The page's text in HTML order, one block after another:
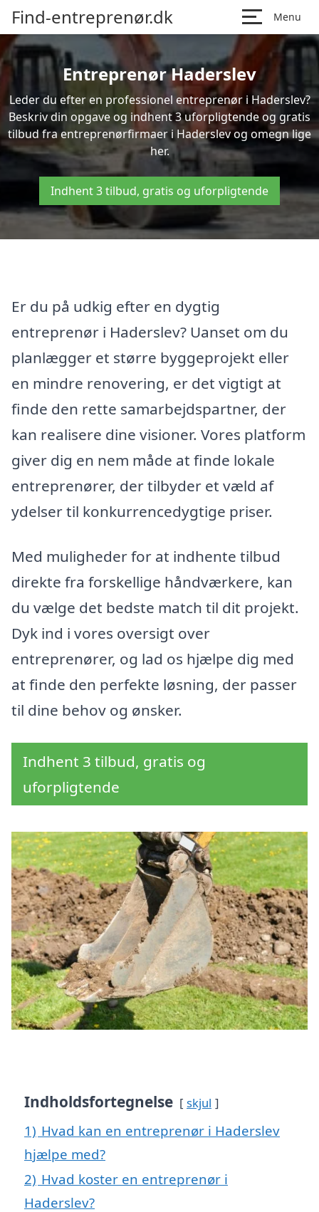
Find-entreprenør.dk Menu
Entreprenør Haderslev
Leder du efter en professionel entreprenør i Haderslev?
Beskriv din opgave og indhent 3 uforpligtende og gratis
tilbud fra entreprenørfirmaer i Haderslev og omegn lige
her.
Indhent 3 tilbud, gratis og uforpligtende
Er du på udkig efter en dygtig
entreprenør i Haderslev? Uanset om du
planlægger et større byggeprojekt eller
en mindre renovering, er det vigtigt at
finde den rette samarbejdspartner, der
kan realisere dine visioner. Vores platform
giver dig en nem måde at finde lokale
entreprenører, der tilbyder et væld af
ydelser til konkurrencedygtige priser.
Med muligheder for at indhente tilbud
direkte fra forskellige håndværkere, kan
du vælge det bedste match til dit projekt.
Dyk ind i vores oversigt over
entreprenører, og lad os hjælpe dig med
at finde den perfekte løsning, der passer
til dine behov og ønsker.
Indhent 3 tilbud, gratis og
uforpligtende
Indholdsfortegnelse skjul
1) Hvad kan en entreprenør i Haderslev
hjælpe med?
2) Hvad koster en entreprenør i
Haderslev?